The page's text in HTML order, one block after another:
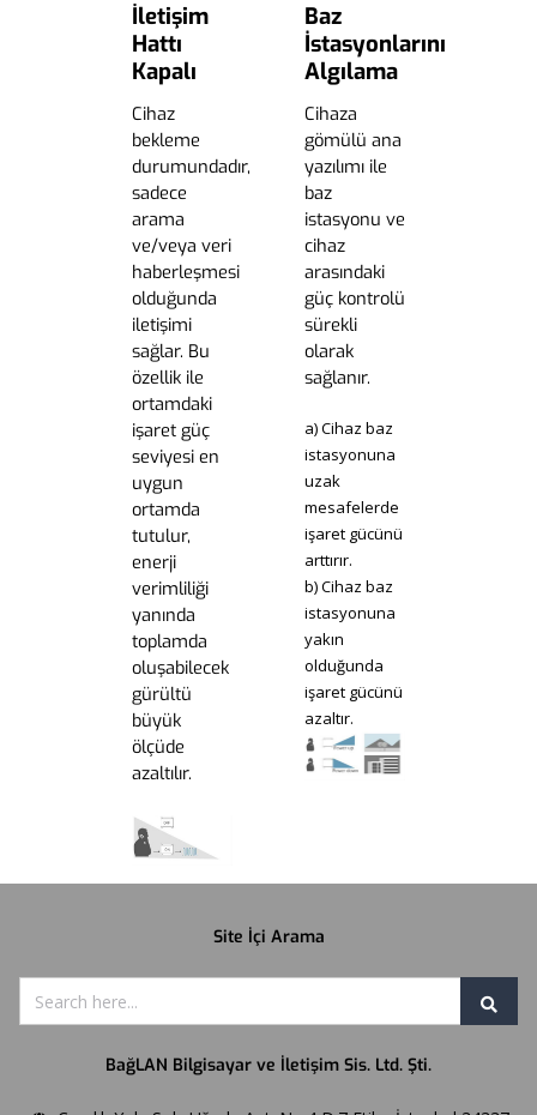
İletişim
Hattı
Kapalı
Cihaz
bekleme
durumundadır,
sadece
arama
ve/veya veri
haberleşmesi
olduğunda
iletişimi
sağlar. Bu
özellik ile
ortamdaki
işaret güç
seviyesi en
uygun
ortamda
tutulur,
enerji
verimliliği
yanında
toplamda
oluşabilecek
gürültü
büyük
ölçüde
azaltılır.
Baz
İstasyonlarını
Algılama
Cihaza
gömülü ana
yazılımı ile
baz
istasyonu ve
cihaz
arasındaki
güç kontrolü
sürekli
olarak
sağlanır.
a) Cihaz baz
istasyonuna
uzak
mesafelerde
işaret gücünü
arttırır.
b) Cihaz baz
istasyonuna
yakın
olduğunda
işaret gücünü
azaltır.
Site İçi Arama
BağLAN Bilgisayar ve İletişim Sis. Ltd. Şti.